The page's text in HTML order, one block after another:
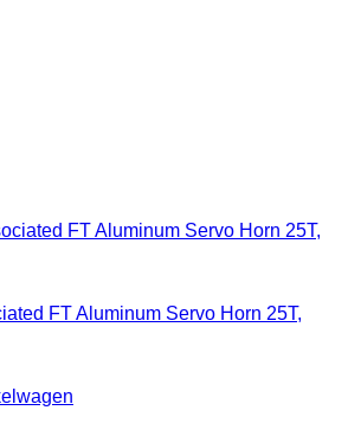
FT Aluminum Servo Horn 25T,